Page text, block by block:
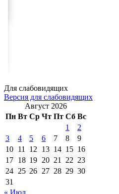
Для слабовидящих
Версия для слабовидящих
Август 2026
Пн Вт Ср Чт Пт Сб Вс
1
2
3
4 5 6 7 8
9
10 11 12 13 14 15 16
17 18 19 20 21 22 23
24 25 26 27 28 29 30
31
« Июл